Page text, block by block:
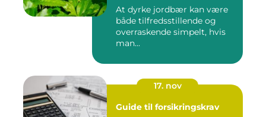
At dyrke jordbær kan være
både tilfredsstillende og
overraskende simpelt, hvis
man...
17. nov
Guide til forsikringskrav